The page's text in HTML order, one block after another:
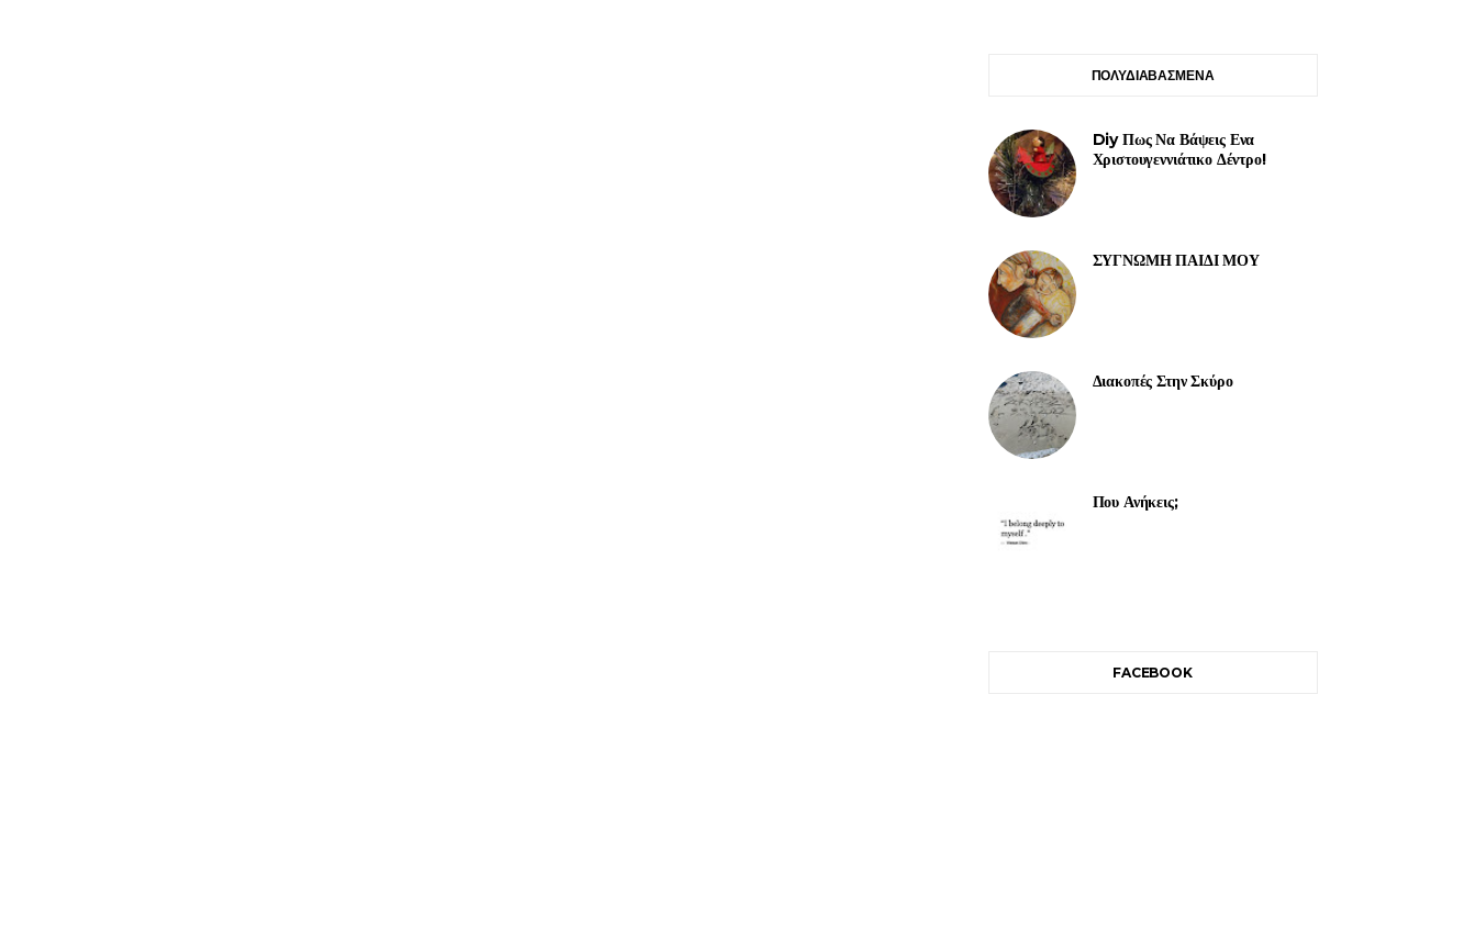
ΠΟΛΥΔΙΑΒΑΣΜΕΝΑ
Diy Πως Να Βάψεις Ενα
Χριστουγεννιάτικο Δέντρο!
ΣΥΓΝΩΜΗ ΠΑΙΔΙ ΜΟΥ
Διακοπές Στην Σκύρο
Που Ανήκεις;
FACEBOOK